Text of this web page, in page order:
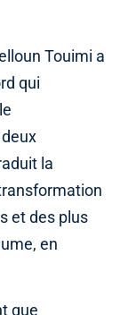
Touimi a
qui
la
et des plus
en
que